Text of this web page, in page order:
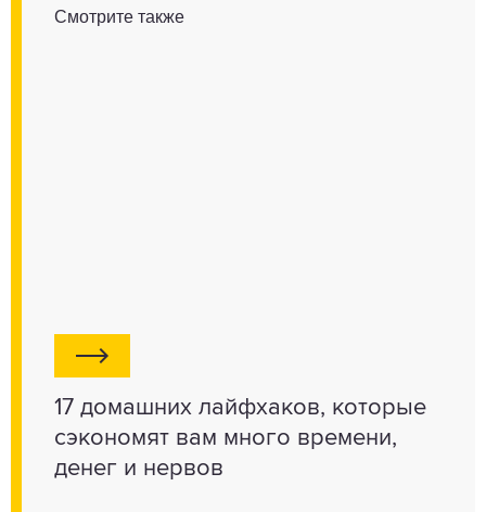
Смотрите также
17 домашних лайфхаков, которые
сэкономят вам много времени,
денег и нервов